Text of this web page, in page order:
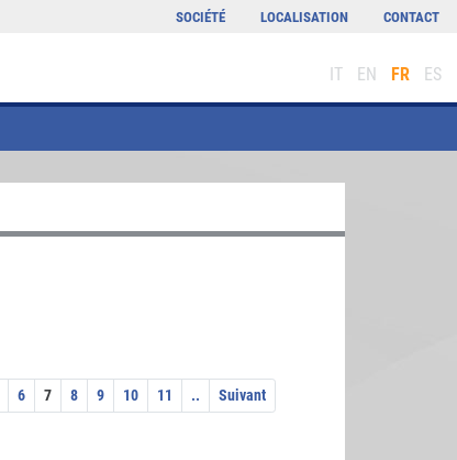
IT EN FR ES
SOCIÉTÉ LOCALISATION CONTACT
6 7 8 9 10 11 .. Suivant